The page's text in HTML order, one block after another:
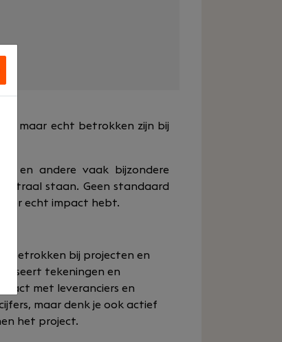
maar echt betrokken zijn bij
en andere vaak bijzondere
staan. Geen standaard
echt impact hebt.
betrokken bij projecten en
tekeningen en
met leveranciers en
maar denk je ook actief
het project.